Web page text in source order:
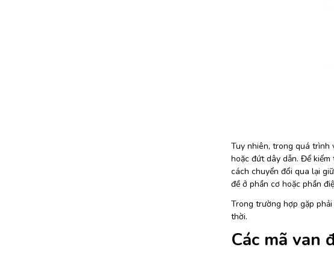
Tuy nhiên, trong quá trình
hoặc đứt dây dẫn. Để
cách chuyển đổi qua lại
đề ở phần cơ hoặc phần
Trong trường hợp gặp
thời.
Các mã van